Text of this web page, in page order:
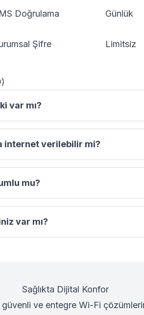
Doğrulama Günlük
Şifre Limitsiz
var mı?
internet verilebilir mi?
mu?
var mı?
Sağlıkta Dijital Konfor
ve entegre Wi-Fi